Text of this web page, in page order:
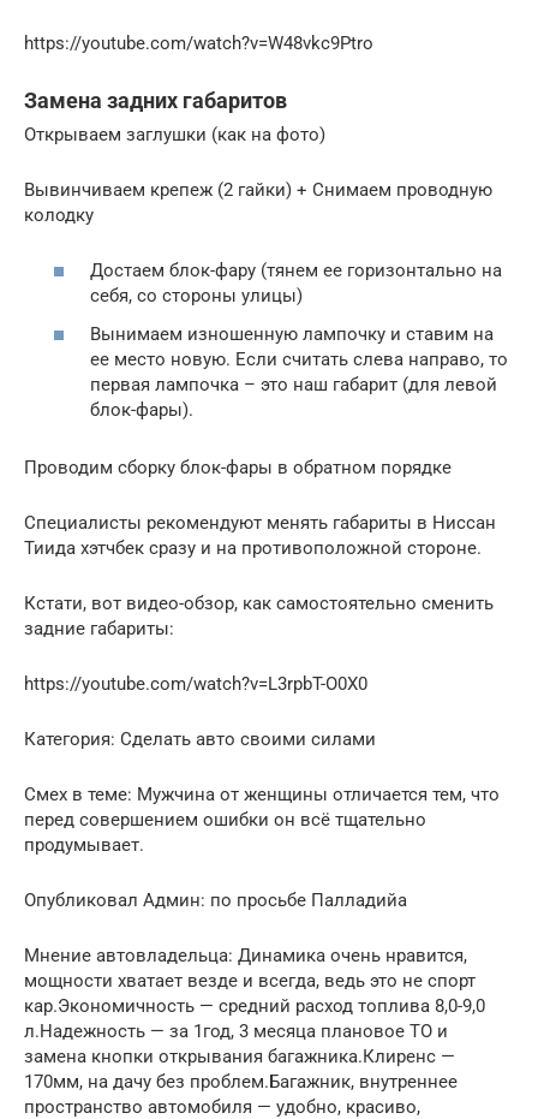
https://youtube.com/watch?v=W48vkc9Ptro
Замена задних габаритов
Открываем заглушки (как на фото)
Вывинчиваем крепеж (2 гайки) + Снимаем проводную
колодку
Достаем блок-фару (тянем ее горизонтально на
себя, со стороны улицы)
Вынимаем изношенную лампочку и ставим на
ее место новую. Если считать слева направо, то
первая лампочка – это наш габарит (для левой
блок-фары).
Проводим сборку блок-фары в обратном порядке
Специалисты рекомендуют менять габариты в Ниссан
Тиида хэтчбек сразу и на противоположной стороне.
Кстати, вот видео-обзор, как самостоятельно сменить
задние габариты:
https://youtube.com/watch?v=L3rpbT-O0X0
Категория: Сделать авто своими силами
Смех в теме: Мужчина от женщины отличается тем, что
перед совершением ошибки он всё тщательно
продумывает.
Опубликовал Админ: по просьбе Палладийа
Мнение автовладельца: Динамика очень нравится,
мощности хватает везде и всегда, ведь это не спорт
кар.Экономичность — средний расход топлива 8,0-9,0
л.Надежность — за 1год, 3 месяца плановое TO и
замена кнопки открывания багажника.Клиренс —
170мм, на дачу без проблем.Багажник, внутреннее
пространство автомобиля — удобно, красиво,